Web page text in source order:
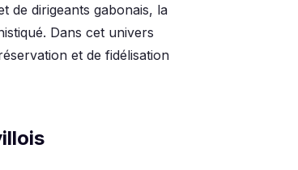
de dirigeants gabonais, la
Dans cet univers
et de fidélisation